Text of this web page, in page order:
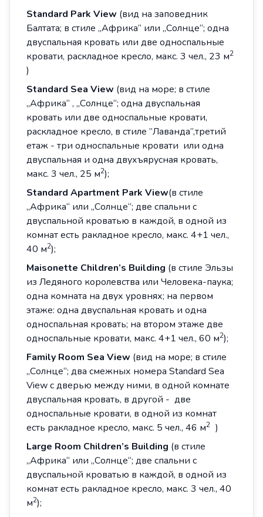
Standard Park View (вид на заповедник
Балтата; в стиле „Африка“ или „Солнце“; одна
двуспальная кровать или две односпальные
кровати, раскладное кресло, макс. 3 чел., 23 м2
)
Standard Sea View (вид на море; в стиле
„Африка“ , „Солнце“; одна двуспальная
кровать или две односпальные кровати,
раскладное кресло, в стиле ”Лаванда”,третий
етаж - три односпальные кровати или одна
двуспальная и одна двухъярусная кровать,
макс. 3 чел., 25 м2);
Standard Apartment Park View(в стиле
„Африка“ или „Солнце“; две спальни с
двуспальной кроватью в каждой, в одной из
комнат есть ракладное кресло, макс. 4+1 чел.,
40 м2);
Maisonette Children’s Building (в стиле Эльзы
из Ледяного королевства или Человека-паука;
одна комната на двух уровнях; на первом
этаже: одна двуспальная кровать и одна
односпальная кровать; на втором этаже две
односпальные кровати, макс. 4+1 чел., 60 м2);
Family Room Sea View (вид на море; в стиле
„Солнце“; два смежных номера Standard Sea
View с дверью между ними, в одной комнате
двуспальная кровать, в другой - две
односпальные кровати, в одной из комнат
есть ракладное кресло, макс. 5 чел., 46 м2 )
Large Room Children’s Building (в стиле
„Африка“ или „Солнце“; две спальни с
двуспальной кроватью в каждой, в одной из
комнат есть ракладное кресло, макс. 3 чел., 40
м2);